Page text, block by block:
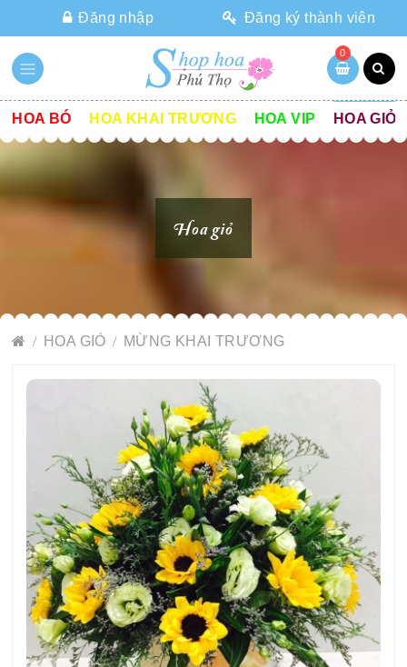
Đăng nhập Đăng ký thành viên
0
HOA BÓ HOA KHAI TRƯƠNG HOA VIP HOA GIỎ
Hoa giỏ
HOA GIỎ MỪNG KHAI TRƯƠNG